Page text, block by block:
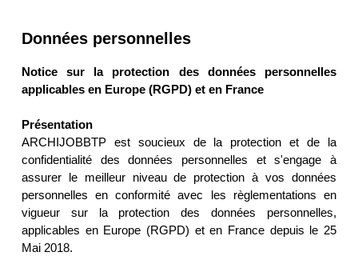
Données personnelles
Notice sur la protection des données personnelles
applicables en Europe (RGPD) et en France
Présentation
ARCHIJOBBTP est soucieux de la protection et de la
confidentialité des données personnelles et s'engage à
assurer le meilleur niveau de protection à vos données
personnelles en conformité avec les règlementations en
vigueur sur la protection des données personnelles,
applicables en Europe (RGPD) et en France depuis le 25
Mai 2018.